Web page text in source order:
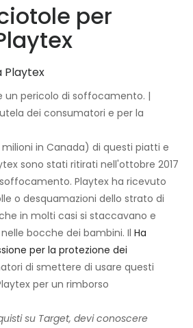
per
un pericolo di soffocamento. |
dei consumatori e per la
milioni in Canada) di questi piatti e
sono stati ritirati nell'ottobre 2017
Playtex ha ricevuto
o desquamazioni dello strato di
in molti casi si staccavano e
bocche dei bambini. Il Ha
per la protezione dei
di smettere di usare questi
per un rimborso
su Target, devi conoscere